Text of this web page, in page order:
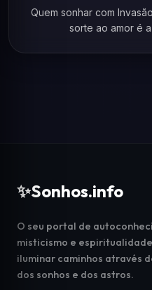
Quem sonhar com
sorte ao amor é
✨Sonhos.info
O seu portal de
misticismo e
iluminar caminhos através
dos sonhos e dos astros.